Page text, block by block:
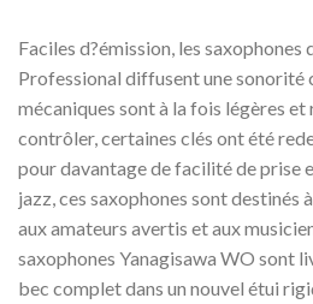
Faciles d?émission, les saxophones
Professional diffusent une sonorité
mécaniques sont à la fois légères
contrôler, certaines clés ont été
pour davantage de facilité de prise
jazz, ces saxophones sont destinés
aux amateurs avertis et aux
saxophones Yanagisawa WO sont
bec complet dans un nouvel étui